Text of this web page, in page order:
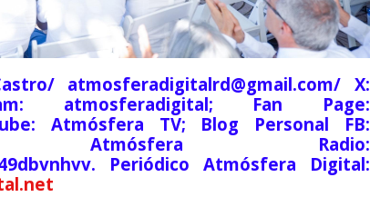
atmosferadigitalrd@gmail.com/ X:
atmosferadigital; Fan Page:
Atmósfera TV; Blog Personal FB:
Atmósfera Radio:
Periódico Atmósfera Digital: